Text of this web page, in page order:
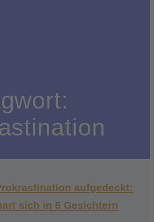
aufgedeckt:
sich in 5 Gesichtern